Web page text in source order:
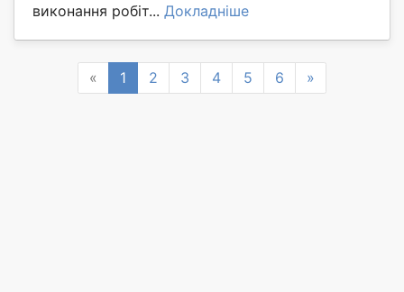
виконання робіт... Докладніше
« Previous
1 2 3 4 5 6 »